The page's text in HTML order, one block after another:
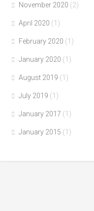
November 2020 (2)
April 2020 (1)
February 2020 (1)
January 2020 (1)
August 2019 (1)
July 2019 (1)
January 2017 (1)
January 2015 (1)